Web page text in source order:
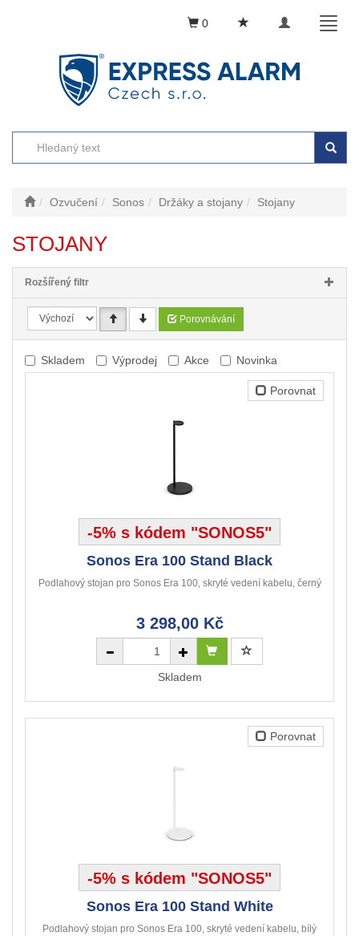
Toggle
0
Ozvučení Sonos Držáky a stojany Stojany
STOJANY
Rozšířený filtr
Porovnávání
Skladem Výprodej Akce Novinka
Porovnat
-5% s kódem "SONOS5"
Sonos Era 100 Stand Black
Podlahový stojan pro Sonos Era 100, skryté vedení kabelu, černý
3 298,00 Kč
Skladem
Porovnat
-5% s kódem "SONOS5"
Sonos Era 100 Stand White
Podlahový stojan pro Sonos Era 100, skryté vedení kabelu, bílý